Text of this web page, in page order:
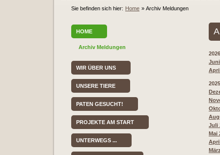
Sie befinden sich hier: Home » Archiv Meldungen
HOME
Archiv Meldungen
WIR ÜBER UNS
UNSERE TIERE
PATEN GESUCHT!
PROJEKTE AM START
UNTERWEGS ...
2026
2025
Juli
Mai